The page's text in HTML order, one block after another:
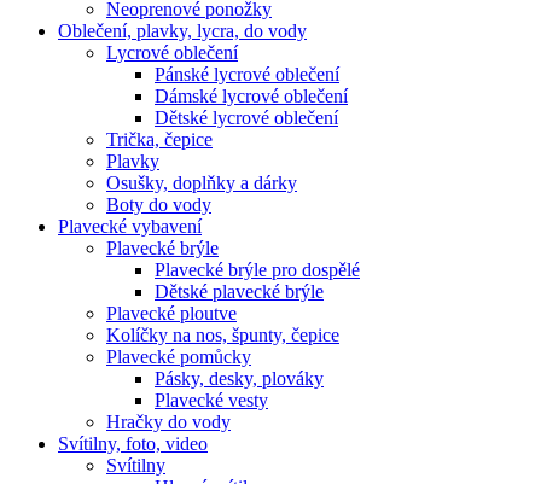
Neoprenové ponožky
Oblečení, plavky, lycra, do vody
Lycrové oblečení
Pánské lycrové oblečení
Dámské lycrové oblečení
Dětské lycrové oblečení
Trička, čepice
Plavky
Osušky, doplňky a dárky
Boty do vody
Plavecké vybavení
Plavecké brýle
Plavecké brýle pro dospělé
Dětské plavecké brýle
Plavecké ploutve
Kolíčky na nos, špunty, čepice
Plavecké pomůcky
Pásky, desky, plováky
Plavecké vesty
Hračky do vody
Svítilny, foto, video
Svítilny